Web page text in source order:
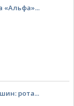
«Альфа»...
рота...